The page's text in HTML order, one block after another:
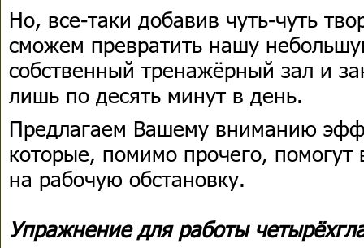
Но, все-таки добавив чуть-чуть
сможем превратить нашу
собственный тренажёрный зал и
лишь по десять минут в день.
Предлагаем Вашему вниманию
которые, помимо прочего, помогут
на рабочую обстановку.
Упражнение для работы